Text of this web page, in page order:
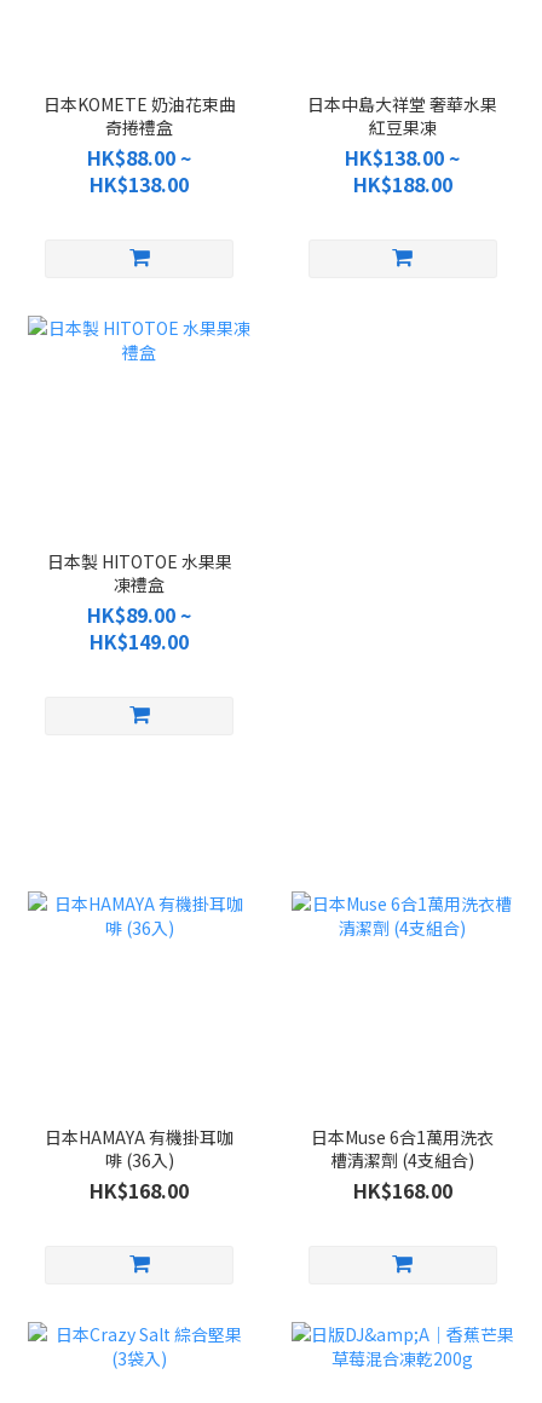
日本KOMETE 奶油花束曲
奇捲禮盒
HK$88.00 ~
HK$138.00
日本中島大祥堂 奢華水果
紅豆果凍
HK$138.00 ~
HK$188.00
日本製 HITOTOE 水果果
凍禮盒
HK$89.00 ~
HK$149.00
日本HAMAYA 有機掛耳咖
啡 (36入)
HK$168.00
日本Muse 6合1萬用洗衣
槽清潔劑 (4支組合)
HK$168.00